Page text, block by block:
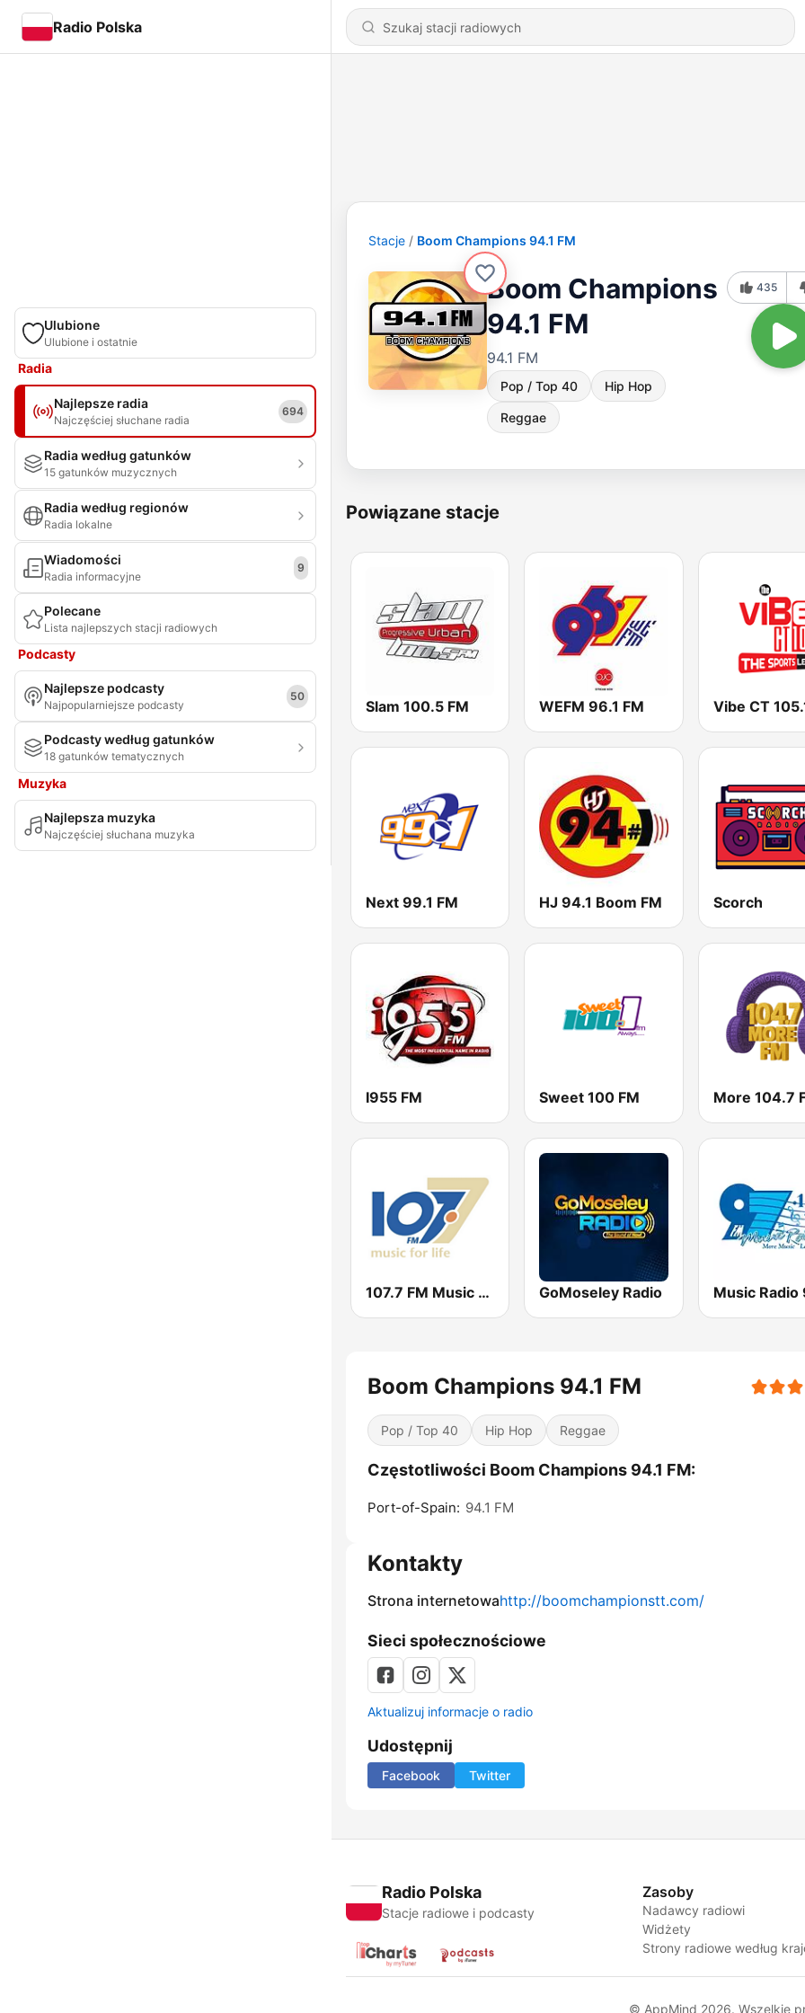
Radio Polska
Ulubione
Ulubione i ostatnie
Radia
Najlepsze radia
Najczęściej słuchane radia
694
Radia według gatunków
15 gatunków muzycznych
Radia według regionów
Radia lokalne
Wiadomości
Radia informacyjne
9
Polecane
Lista najlepszych stacji radiowych
Podcasty
Najlepsze podcasty
Najpopularniejsze podcasty
50
Podcasty według gatunków
18 gatunków tematycznych
Muzyka
Najlepsza muzyka
Najczęściej słuchana muzyka
Stacje Boom Champions 94.1 FM
Boom Champions
94.1 FM
94.1 FM
Pop / Top 40 Hip Hop
Reggae
435
Powiązane stacje
Slam 100.5 FM WEFM 96.1 FM Vibe CT
Next 99.1 FM HJ 94.1 Boom FM Scorch
I955 FM Sweet 100 FM More 104.7
107.7 FM Music For Life GoMoseley Radio
Boom Champions 94.1 FM
Pop / Top 40 Hip Hop Reggae
Częstotliwości Boom Champions 94.1 FM:
Port-of-Spain: 94.1 FM
Kontakty
Strona internetowahttp://boomchampionstt.com/
Sieci społecznościowe
Aktualizuj informacje o radio
Udostępnij
Facebook Twitter
Radio Polska
Stacje radiowe i podcasty
Zasoby
Nadawcy radiowi
Widżety
Strony radiowe według
© AppMind 2026. Wszelkie